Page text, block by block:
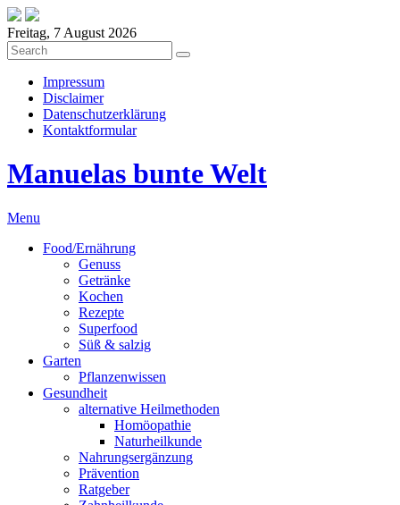
Freitag, 7 August 2026
Impressum
Disclaimer
Datenschutzerklärung
Kontaktformular
Manuelas bunte Welt
Menu
Food/Ernährung
Genuss
Getränke
Kochen
Rezepte
Superfood
Süß & salzig
Garten
Pflanzenwissen
Gesundheit
alternative Heilmethoden
Homöopathie
Naturheilkunde
Nahrungsergänzung
Prävention
Ratgeber